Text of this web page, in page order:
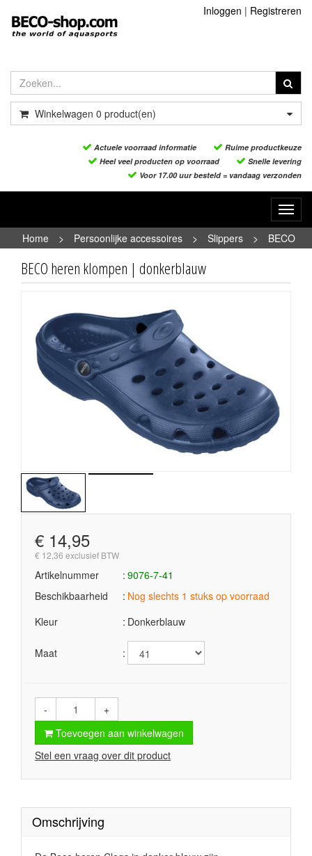
Inloggen | Registreren
Winkelwagen 0 product(en)
Actuele voorraad informatie
Ruime productkeuze
Heel veel producten op voorraad
Snelle levering
Voor 17.00 uur besteld = vandaag verzonden
Home
> Persoonlijke accessoires > Slippers >
BECO
heren klompen | donkerblauw
BECO heren klompen | donkerblauw
€ 14,95
€ 12,36 exclusief BTW
Artikelnummer
9076-7-41
Beschikbaarheid
Nog slechts 1 stuks op voorraad
Kleur
Donkerblauw
Maat
-
+
Toevoegen aan winkelwagen
Stel een vraag over dit product
Omschrijving